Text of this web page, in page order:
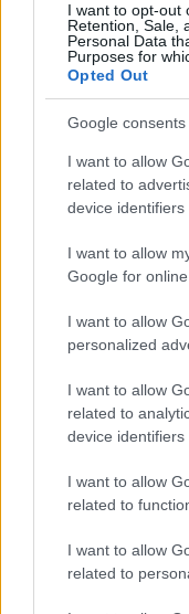
I want to opt-out
Retention, Sale,
Personal Data
Purposes for
Opted Out
Google consents
I want to allow
related to
device identifiers
I want to allow
Google for
I want to allow
personalized
I want to allow
related to
device identifiers
I want to allow
related to
I want to allow
related to
Continua a
CALCIO
Venezia FC: il